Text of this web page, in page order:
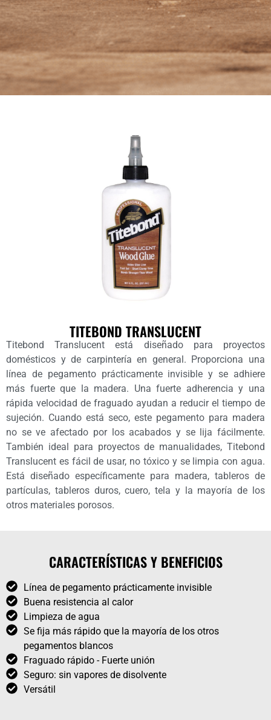
TITEBOND TRANSLUCENT
Titebond Translucent está diseñado para proyectos
domésticos y de carpintería en general. Proporciona una
línea de pegamento prácticamente invisible y se adhiere
más fuerte que la madera. Una fuerte adherencia y una
rápida velocidad de fraguado ayudan a reducir el tiempo de
sujeción. Cuando está seco, este pegamento para madera
no se ve afectado por los acabados y se lija fácilmente.
También ideal para proyectos de manualidades, Titebond
Translucent es fácil de usar, no tóxico y se limpia con agua.
Está diseñado específicamente para madera, tableros de
partículas, tableros duros, cuero, tela y la mayoría de los
otros materiales porosos.
CARACTERÍSTICAS Y BENEFICIOS
Línea de pegamento prácticamente invisible
Buena resistencia al calor
Limpieza de agua
Se fija más rápido que la mayoría de los otros
pegamentos blancos
Fraguado rápido - Fuerte unión
Seguro: sin vapores de disolvente
Versátil